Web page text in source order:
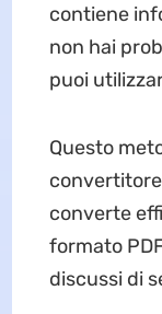
contiene
non hai
puoi
Questo
converte
formato
discussi di